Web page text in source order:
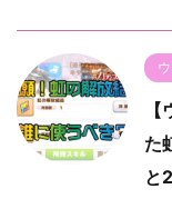
た
と